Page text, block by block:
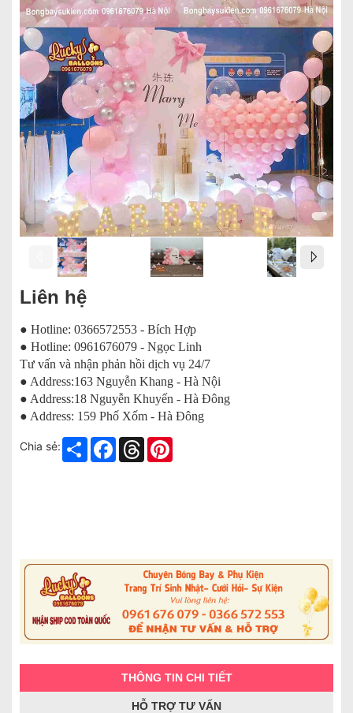
Liên hệ
● Hotline: 0366572553 - Bích Hợp
● Hotline: 0961676079 - Ngọc Linh
Tư vấn và nhận phản hồi dịch vụ 24/7
● Address:163 Nguyễn Khang - Hà Nội
● Address:18 Nguyễn Khuyến - Hà Đông
● Address: 159 Phố Xốm - Hà Đông
Chia sẻ: Share Facebook
Threads
THÔNG TIN CHI TIẾT
HỖ TRỢ TƯ VẤN